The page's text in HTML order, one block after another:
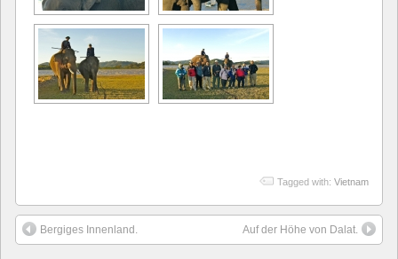
Tagged with: Vietnam
Bergiges Innenland. Auf der Höhe von Dalat.